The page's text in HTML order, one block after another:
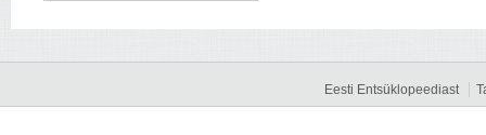
Eesti Entsüklopeediast